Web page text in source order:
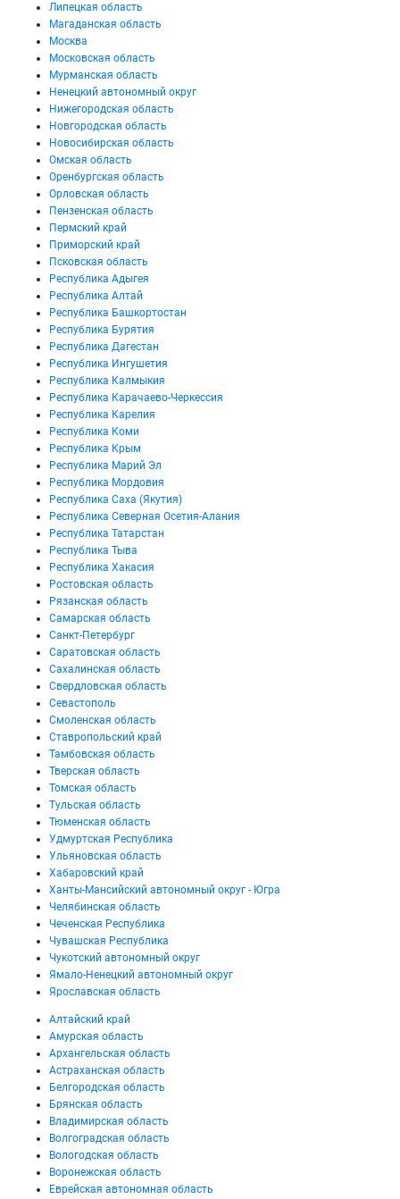
Липецкая область
Магаданская область
Москва
Московская область
Мурманская область
Ненецкий автономный округ
Нижегородская область
Новгородская область
Новосибирская область
Омская область
Оренбургская область
Орловская область
Пензенская область
Пермский край
Приморский край
Псковская область
Республика Адыгея
Республика Алтай
Республика Башкортостан
Республика Бурятия
Республика Дагестан
Республика Ингушетия
Республика Калмыкия
Республика Карачаево-Черкессия
Республика Карелия
Республика Коми
Республика Крым
Республика Марий Эл
Республика Мордовия
Республика Саха (Якутия)
Республика Северная Осетия-Алания
Республика Татарстан
Республика Тыва
Республика Хакасия
Ростовская область
Рязанская область
Самарская область
Санкт-Петербург
Саратовская область
Сахалинская область
Свердловская область
Севастополь
Смоленская область
Ставропольский край
Тамбовская область
Тверская область
Томская область
Тульская область
Тюменская область
Удмуртская Республика
Ульяновская область
Хабаровский край
Ханты-Мансийский автономный округ - Югра
Челябинская область
Чеченская Республика
Чувашская Республика
Чукотский автономный округ
Ямало-Ненецкий автономный округ
Ярославская область
Алтайский край
Амурская область
Архангельская область
Астраханская область
Белгородская область
Брянская область
Владимирская область
Волгоградская область
Вологодская область
Воронежская область
Еврейская автономная область